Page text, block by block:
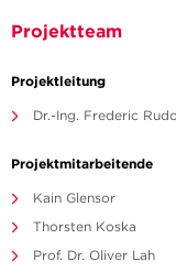
Projektteam
Projektleitung
Dr.-Ing. Frederic
Projektmitarbeitende
Kain Glensor
Thorsten Koska
Prof. Dr. Oliver Lah